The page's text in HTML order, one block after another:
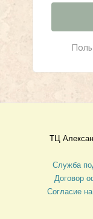
ТЦ
Служба
Договор
Согласие